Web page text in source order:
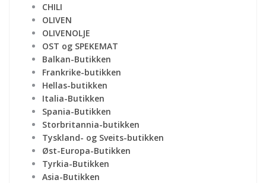
CHILI
OLIVEN
OLIVENOLJE
OST og SPEKEMAT
Balkan-Butikken
Frankrike-butikken
Hellas-butikken
Italia-Butikken
Spania-Butikken
Storbritannia-butikken
Tyskland- og Sveits-butikken
Øst-Europa-Butikken
Tyrkia-Butikken
Asia-Butikken